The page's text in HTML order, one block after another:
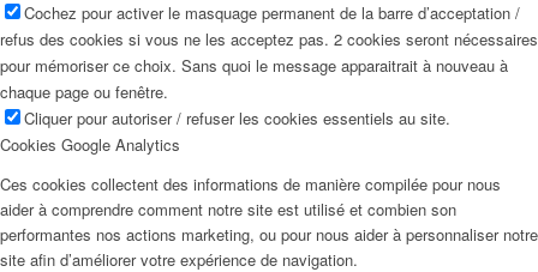
Cochez pour activer le masquage permanent de la barre d’acceptation /
refus des cookies si vous ne les acceptez pas. 2 cookies seront nécessaires
pour mémoriser ce choix. Sans quoi le message apparaitrait à nouveau à
chaque page ou fenêtre.
Cliquer pour autoriser / refuser les cookies essentiels au site.
Cookies Google Analytics
Ces cookies collectent des informations de manière compilée pour nous
aider à comprendre comment notre site est utilisé et combien son
performantes nos actions marketing, ou pour nous aider à personnaliser notre
site afin d’améliorer votre expérience de navigation.